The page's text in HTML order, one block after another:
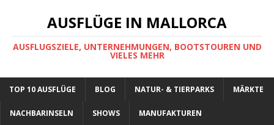
AUSFLÜGE IN MALLORCA
AUSFLUGSZIELE, UNTERNEHMUNGEN, BOOTSTOUREN UND
VIELES MEHR
TOP 10 AUSFLÜGE BLOG NATUR- & TIERPARKS MÄRKTE
NACHBARINSELN SHOWS MANUFAKTUREN